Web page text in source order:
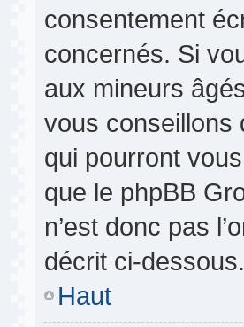
consentement
concernés. Si
aux mineurs
vous conseillons
qui pourront
que le phpBB
n’est donc pas
décrit ci-dessous.
Haut